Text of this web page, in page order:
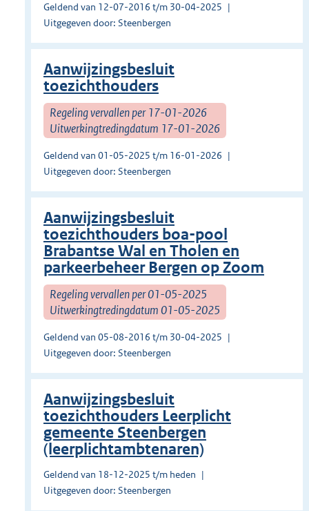
Geldend van 12-07-2016 t/m 30-04-2025
Uitgegeven door: Steenbergen
Aanwijzingsbesluit
toezichthouders
Regeling vervallen per 17-01-2026
Uitwerkingtredingdatum 17-01-2026
Geldend van 01-05-2025 t/m 16-01-2026
Uitgegeven door: Steenbergen
Aanwijzingsbesluit
toezichthouders boa-pool
Brabantse Wal en Tholen en
parkeerbeheer Bergen op Zoom
Regeling vervallen per 01-05-2025
Uitwerkingtredingdatum 01-05-2025
Geldend van 05-08-2016 t/m 30-04-2025
Uitgegeven door: Steenbergen
Aanwijzingsbesluit
toezichthouders Leerplicht
gemeente Steenbergen
(leerplichtambtenaren)
Geldend van 18-12-2025 t/m heden
Uitgegeven door: Steenbergen